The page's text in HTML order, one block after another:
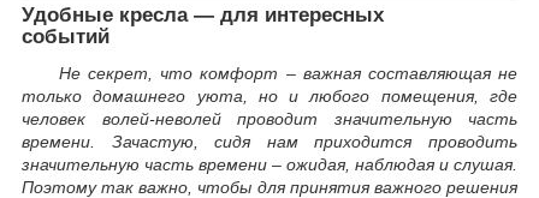
Удобные кресла — для интересных
событий
Не секрет, что комфорт – важная составляющая не
только домашнего уюта, но и любого помещения, где
человек волей-неволей проводит значительную часть
времени. Зачастую, сидя нам приходится проводить
значительную часть времени – ожидая, наблюдая и слушая.
Поэтому так важно, чтобы для принятия важного решения